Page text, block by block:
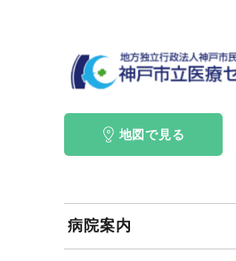
地図で見る
病院案内